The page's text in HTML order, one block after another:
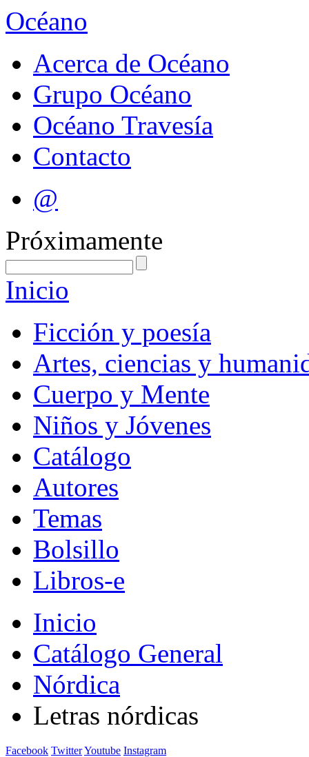
Océano
Acerca de Océano
Grupo Océano
Océano Travesía
Contacto
@
Próximamente
Inicio
Ficción y poesía
Artes, ciencias y
Cuerpo y Mente
Niños y Jóvenes
Catálogo
Autores
Temas
Bolsillo
Libros-e
Inicio
Catálogo General
Nórdica
Letras nórdicas
Facebook TwitterYoutube Instagram